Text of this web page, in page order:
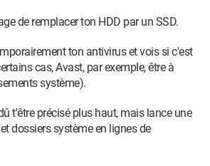
de remplacer ton HDD par un SSD.
ton antivirus et vois si c'est
cas, Avast, par exemple, être à
système).
t'être précisé plus haut, mais lance une
dossiers système en lignes de